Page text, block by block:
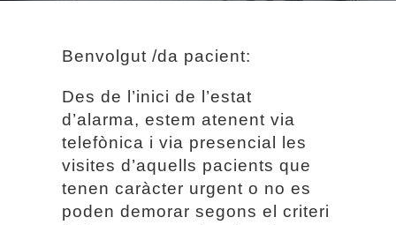
Benvolgut /da pacient:
Des de l’inici de l’estat
d’alarma, estem atenent via
telefònica i via presencial les
visites d’aquells pacients que
tenen caràcter urgent o no es
poden demorar segons el criteri